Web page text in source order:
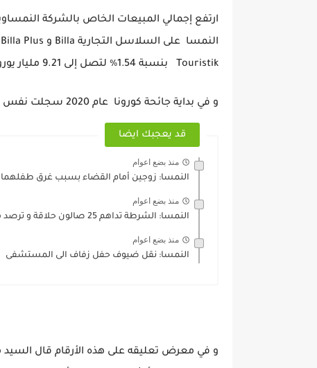
Touristik بنسبة 1.54٪ لتصل إلى 9.21 مليار يورو في عام 2021.
و في بداية جائحة كورونا عام 2020 سجلت نفس الشركة زيادة في المبيعات بنسبة 3.8٪.
قد يعجبك ايضا
منذ بضع اعوام
النمسا: زوجين أمام القضاء بسبب غرق طفلهما
منذ بضع اعوام
النمسا: الشرطة تداهم 25 صالون حلاقة و ترصد مخالفات بالجملة
منذ بضع اعوام
النمسا: نقل ضيوف حفل زفاف الى المستشفى